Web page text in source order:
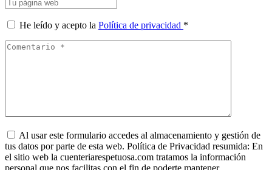
He leído y acepto la Política de privacidad *
Al usar este formulario accedes al almacenamiento y gestión de
tus datos por parte de esta web. Política de Privacidad resumida: En
el sitio web la cuenteriarespetuosa.com tratamos la información
personal que nos facilitas con el fin de poderte mantener